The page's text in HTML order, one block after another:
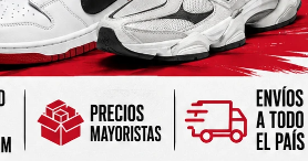
$170,000.00 $80,000.00
Seleccionar Opciones